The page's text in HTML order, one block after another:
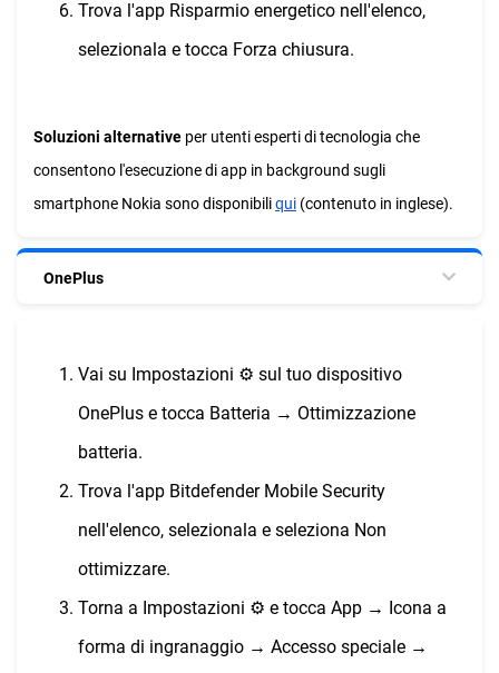
Trova l'app Risparmio energetico nell'elenco,
selezionala e tocca Forza chiusura.
Soluzioni alternative per utenti esperti di tecnologia che
consentono l'esecuzione di app in background sugli
smartphone Nokia sono disponibiliqui (contenuto in inglese).
OnePlus
Vai su Impostazioni ⚙︎ sul tuo dispositivo
OnePlus e tocca Batteria → Ottimizzazione
batteria.
Trova l'app Bitdefender Mobile Security
nell'elenco, selezionala e seleziona Non
ottimizzare.
Torna a Impostazioni ⚙︎ e tocca App → Icona a
forma di ingranaggio → Accesso speciale →